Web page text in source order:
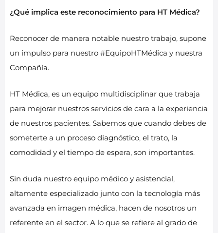
¿Qué implica este reconocimiento para HT Médica?
Reconocer de manera notable nuestro trabajo, supone
un impulso para nuestro #EquipoHTMédica y nuestra
Compañía.
HT Médica, es un equipo multidisciplinar que trabaja
para mejorar nuestros servicios de cara a la experiencia
de nuestros pacientes. Sabemos que cuando debes de
someterte a un proceso diagnóstico, el trato, la
comodidad y el tiempo de espera, son importantes.
Sin duda nuestro equipo médico y asistencial,
altamente especializado junto con la tecnología más
avanzada en imagen médica, hacen de nosotros un
referente en el sector. A lo que se refiere al grado de